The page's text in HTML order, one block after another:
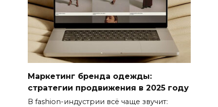
Маркетинг бренда одежды:
стратегии продвижения в 2025 году
В fashion-индустрии всё чаще звучит: